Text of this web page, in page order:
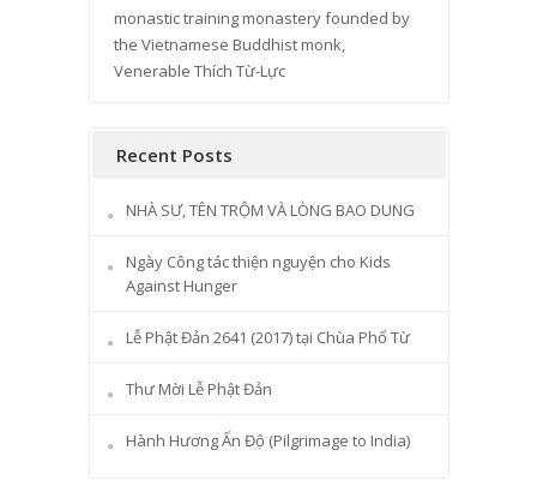
monastic training monastery founded by
the Vietnamese Buddhist monk,
Venerable Thích Từ-Lực
Recent Posts
NHÀ SƯ, TÊN TRỘM VÀ LÒNG BAO DUNG
Ngày Công tác thiện nguyện cho Kids
Against Hunger
Lễ Phật Đản 2641 (2017) tại Chùa Phổ Từ
Thư Mời Lễ Phật Đản
Hành Hương Ấn Độ (Pilgrimage to India)